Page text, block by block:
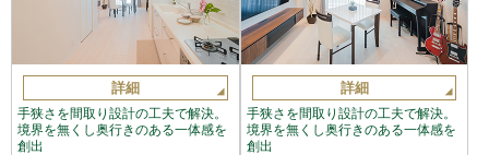
詳細
手狭さを間取り設計の工夫で解決。
境界を無くし奥行きのある一体感を
創出
詳細
手狭さを間取り設計の工夫で解決。
境界を無くし奥行きのある一体感を
創出